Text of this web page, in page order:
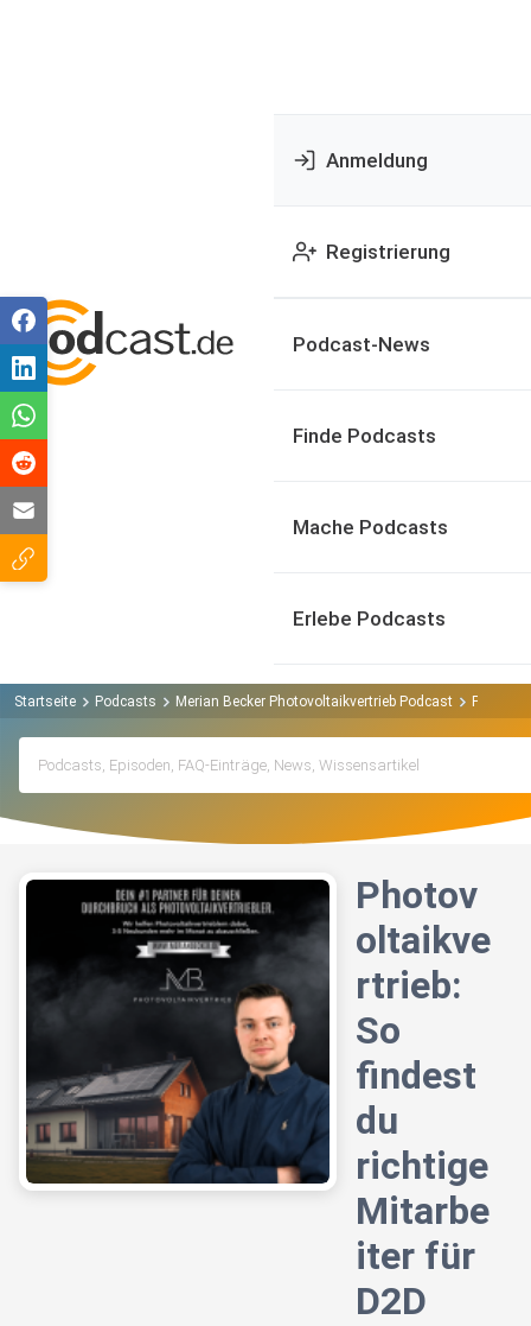
Anmeldung
Registrierung
Podcast-News
Finde Podcasts
Mache Podcasts
Erlebe Podcasts
Startseite Podcasts Merian Becker Photovoltaikvertrieb Podcast
Photov
oltaikve
rtrieb:
So
findest
du
richtige
Mitarbe
iter für
D2D